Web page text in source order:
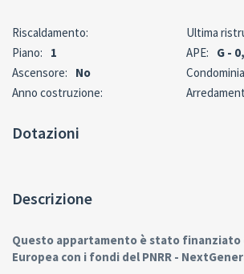
Riscaldamento:
Piano:
1
Ascensore:
No
Anno costruzione:
Ultima
APE:
G -
Dotazioni
Descrizione
Questo appartamento è stato finanziato
Europea con i fondi del PNRR -